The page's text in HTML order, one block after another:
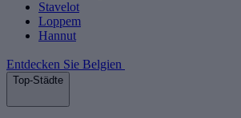
Stavelot
Loppem
Hannut
Entdecken Sie Belgien
Top-Städte